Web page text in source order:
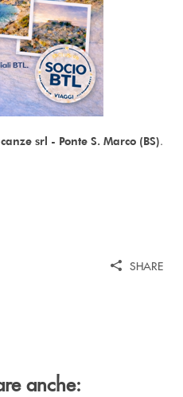
srl - Ponte S. Marco (BS).
SHARE
anche: